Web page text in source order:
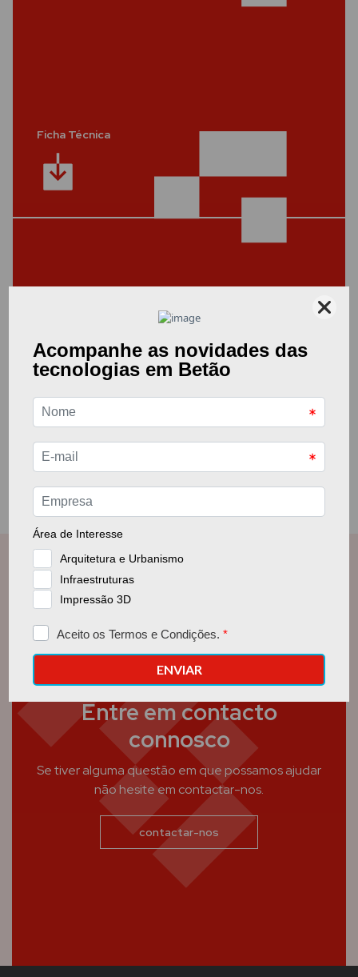
Ficha Técnica
Outros Documentos
Entre em contacto
connosco
Se tiver alguma questão em que possamos ajudar
não hesite em contactar-nos.
contactar-nos